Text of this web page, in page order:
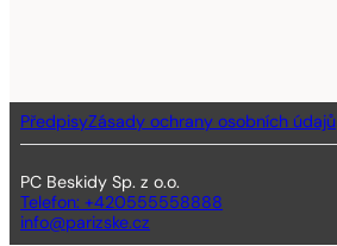
PředpisyZásady ochrany osobních údajů
PC Beskidy Sp. z o.o.
Telefon: +420555558888
info@parizske.cz